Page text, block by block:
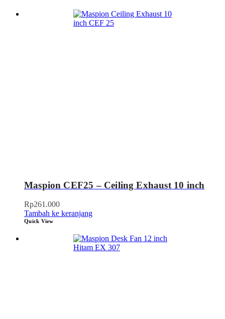
Maspion CEF25 – Ceiling Exhaust 10 inch
Rp261.000
Tambah ke keranjang
Quick View